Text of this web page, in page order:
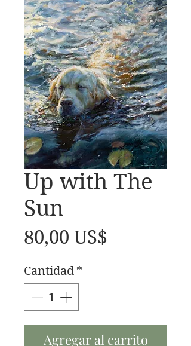
Up with The
Sun
80,00 US$
Cantidad *
Agregar al carrito